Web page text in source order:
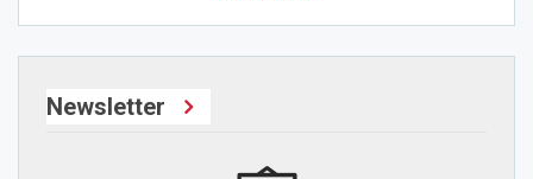
Newsletter